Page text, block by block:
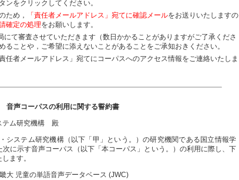
ンをクリックしてください。
ため，
「責任者メールアドレス」宛てに確認メールをお送りいたしますの
確定の処理をお願いします。
にて審査させていただきます（数日かかることがありますがご了承くださ
ることや，ご希望に添えないことがあることをご承知おきください。
任者メールアドレス」宛てにコーパスへのアクセス情報をご連絡いたしま
音声コーパスの利用に関する誓約書
テム研究機構 殿
システム研究機構（以下「甲」という。）の研究機関である国立情報学
に示す音声コーパス（以下「本コーパス」という。）の利用に際し、下
ます。
児童の単語音声データベース (JWC)